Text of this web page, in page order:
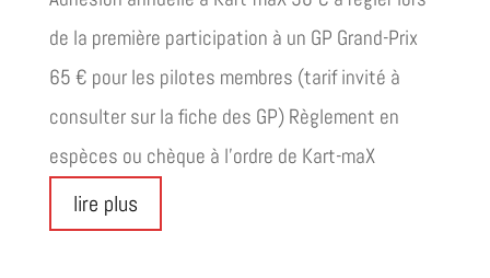
de la première participation à un GP Grand-Prix
65 € pour les pilotes membres (tarif invité à
consulter sur la fiche des GP) Règlement en
espèces ou chèque à l'ordre de Kart-maX
lire plus